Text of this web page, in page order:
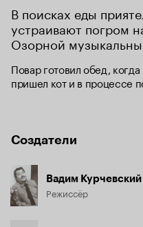
В поисках еды
устраивают погром
Озорной
Повар готовил обед,
пришел кот и в процессе
Создатели
Вадим Курчевский
Режиссёр